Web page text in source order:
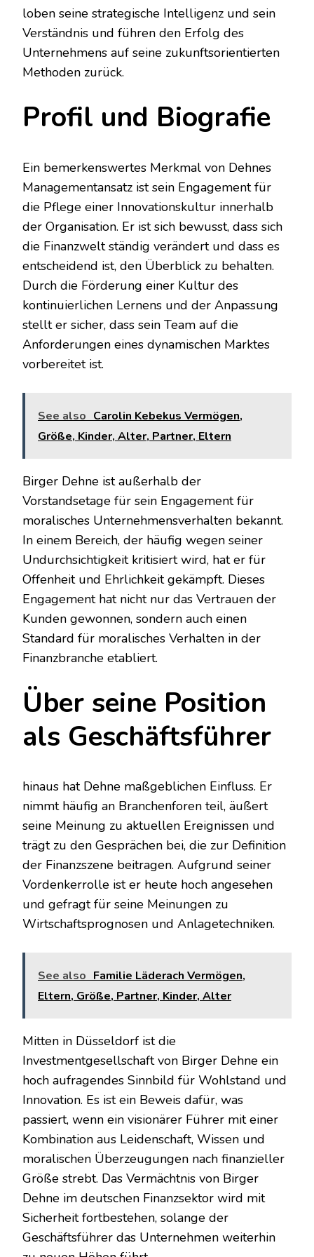
loben seine strategische Intelligenz und sein
Verständnis und führen den Erfolg des
Unternehmens auf seine zukunftsorientierten
Methoden zurück.
Profil und Biografie
Ein bemerkenswertes Merkmal von Dehnes
Managementansatz ist sein Engagement für
die Pflege einer Innovationskultur innerhalb
der Organisation. Er ist sich bewusst, dass sich
die Finanzwelt ständig verändert und dass es
entscheidend ist, den Überblick zu behalten.
Durch die Förderung einer Kultur des
kontinuierlichen Lernens und der Anpassung
stellt er sicher, dass sein Team auf die
Anforderungen eines dynamischen Marktes
vorbereitet ist.
See also Carolin Kebekus Vermögen,
Größe, Kinder, Alter, Partner, Eltern
Birger Dehne ist außerhalb der
Vorstandsetage für sein Engagement für
moralisches Unternehmensverhalten bekannt.
In einem Bereich, der häufig wegen seiner
Undurchsichtigkeit kritisiert wird, hat er für
Offenheit und Ehrlichkeit gekämpft. Dieses
Engagement hat nicht nur das Vertrauen der
Kunden gewonnen, sondern auch einen
Standard für moralisches Verhalten in der
Finanzbranche etabliert.
Über seine Position
als Geschäftsführer
hinaus hat Dehne maßgeblichen Einfluss. Er
nimmt häufig an Branchenforen teil, äußert
seine Meinung zu aktuellen Ereignissen und
trägt zu den Gesprächen bei, die zur Definition
der Finanzszene beitragen. Aufgrund seiner
Vordenkerrolle ist er heute hoch angesehen
und gefragt für seine Meinungen zu
Wirtschaftsprognosen und Anlagetechniken.
See also Familie Läderach Vermögen,
Eltern, Größe, Partner, Kinder, Alter
Mitten in Düsseldorf ist die
Investmentgesellschaft von Birger Dehne ein
hoch aufragendes Sinnbild für Wohlstand und
Innovation. Es ist ein Beweis dafür, was
passiert, wenn ein visionärer Führer mit einer
Kombination aus Leidenschaft, Wissen und
moralischen Überzeugungen nach finanzieller
Größe strebt. Das Vermächtnis von Birger
Dehne im deutschen Finanzsektor wird mit
Sicherheit fortbestehen, solange der
Geschäftsführer das Unternehmen weiterhin